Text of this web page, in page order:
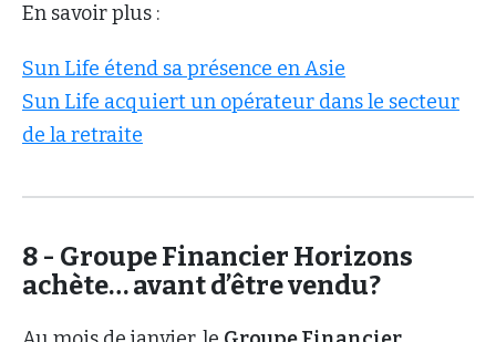
En savoir plus :
Sun Life étend sa présence en Asie
Sun Life acquiert un opérateur dans le secteur
de la retraite
8 - Groupe Financier Horizons
achète… avant d’être vendu?